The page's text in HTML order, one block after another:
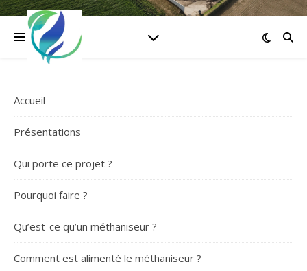
Accueil
Présentations
Qui porte ce projet ?
Pourquoi faire ?
Qu’est-ce qu’un méthaniseur ?
Comment est alimenté le méthaniseur ?